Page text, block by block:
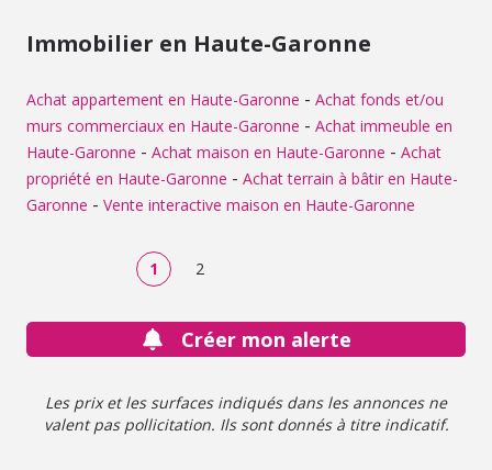
Immobilier en Haute-Garonne
Achat appartement en Haute-Garonne - Achat fonds et/ou
murs commerciaux en Haute-Garonne - Achat immeuble en
Haute-Garonne - Achat maison en Haute-Garonne - Achat
propriété en Haute-Garonne - Achat terrain à bâtir en Haute-
Garonne - Vente interactive maison en Haute-Garonne
1 2
Créer mon alerte
Les prix et les surfaces indiqués dans les annonces ne
valent pas pollicitation. Ils sont donnés à titre indicatif.